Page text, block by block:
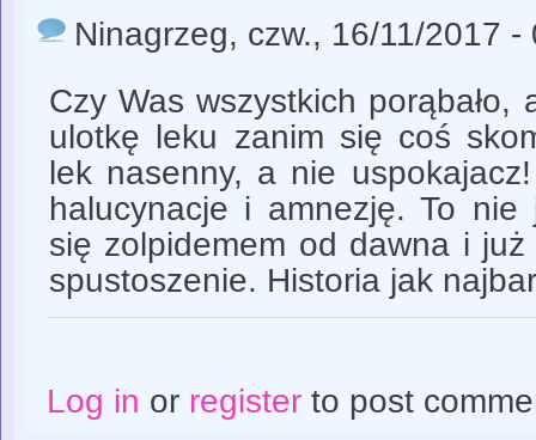
Ninagrzeg, czw., 16/11/2017 -
Czy Was wszystkich porąbało,
ulotkę leku zanim się coś
lek nasenny, a nie
halucynacje i amnezję. To
się zolpidemem od dawna i już
spustoszenie. Historia jak
Log in or registerto post